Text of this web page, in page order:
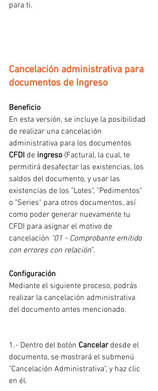
para ti.
Cancelación administrativa para
documentos de Ingreso
Beneficio
En esta versión, se incluye la posibilidad
de realizar una cancelación
administrativa para los documentos
CFDI de ingreso (Factura), la cual, te
permitirá desafectar las existencias, los
saldos del documento, y usar las
existencias de los "Lotes", "Pedimentos"
o "Series" para otros documentos, así
como poder generar nuevamente tu
CFDI para asignar el motivo de
cancelación "01 - Comprobante emitido
con errores con relación”.
Configuración
Mediante el siguiente proceso, podrás
realizar la cancelación administrativa
del documento antes mencionado.
1.- Dentro del botón Cancelar desde el
documento, se mostrará el submenú
"Cancelación Administrativa", y haz clic
en él.